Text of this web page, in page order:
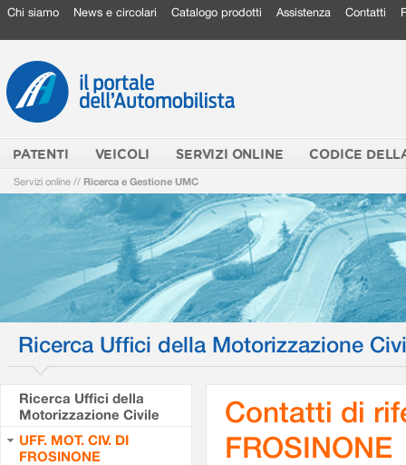
Chi siamo News e circolari Catalogo prodotti Assistenza Contatti
PATENTI VEICOLI SERVIZI ONLINE CODICE
Servizi online // Ricerca e Gestione UMC
Ricerca Uffici della Motorizzazione
Ricerca Uffici della
Motorizzazione Civile
UFF. MOT. CIV. DI
FROSINONE
Contatti di
FROSINONE